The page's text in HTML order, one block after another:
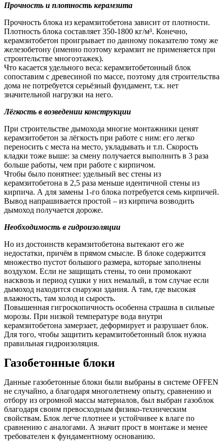
Прочность и плотность керамзита
Прочность блока из керамзитобетона зависит от плотности.
Плотность блока составляет 350-1800 кг/м³. Конечно,
керамзитобетон проигрывает по данному показателю тому же
железобетону (именно поэтому керамзит не применяется при
строительстве многоэтажек).
Что касается удельного веса: керамзитобетонный блок
сопоставим с древесиной по массе, поэтому для строительства
дома не потребуется серьёзный фундамент, т.к. нет
значительной нагрузки на него.
Лёгкость в возведении конструкции
При строительстве дымохода многие монтажники ценят
керамзитобетон за лёгкость при работе с ним: его легко
переносить с места на место, укладывать и т.п. Скорость
кладки тоже выше: за смену получается выполнить в 3 раза
больше работы, чем при работе с кирпичом.
Чтобы было понятнее: удельный вес стены из
керамзитобетона в 2,5 раза меньше идентичной стены из
кирпича. А для замены 1-го блока потребуется семь кирпичей.
Вывод напрашивается простой – из кирпича возводить
дымоход получается дороже.
Необходимость в гидроизоляции
Но из достоинств керамзитобетона вытекают его же
недостатки, причём в прямом смысле. В блоке содержится
множество пустот большого размера, которые заполнены
воздухом. Если не защищать стены, то они промокают
насквозь и период сушки у них немалый, в том случае если
дымоход находится снаружи здания. А там, где высокая
влажность, там холод и сырость.
Повышенная гигроскопичность особенна страшна в сильные
морозы. При низкой температуре вода внутри
керамзитобетона замерзает, деформирует и разрушает блок.
Для того, чтобы защитить керамзитобетонный блок нужна
правильная гидроизоляция.
Газобетонные блоки
Данные газобетонные блоки были выбраны в системе OFFEN
не случайно, а благодаря многолетнему опыту, сравнению и
отбору из огромной массы материалов, был выбран газоблок
благодаря своим превосходным физико-техническим
свойствам. Блок легче плотнее и устойчивее к влаге по
сравнению с аналогами. А значит прост в монтаже и менее
требователен к фундаментному основанию.